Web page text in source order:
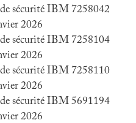
sécurité IBM 7258042
2026
sécurité IBM 7258104
2026
sécurité IBM 7258110
2026
sécurité IBM 5691194
2026